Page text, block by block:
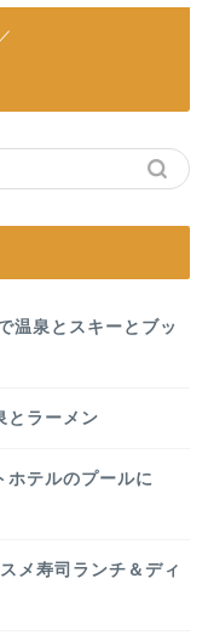
温泉とスキーとブッ
とラーメン
ホテルのプールに
メ寿司ランチ＆ディ